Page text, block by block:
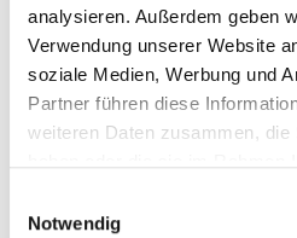
analysieren. Außerdem geben
Verwendung unserer Website
soziale Medien, Werbung und
Partner führen diese
weiteren Daten zusammen, die
Notwendig
VOLKSWAGEN GOLF III
Cabrio (1E7) 1.6
VOLKSWAGEN GOLF III
Kombi (1H5) 1.4
VOLKSWAGEN GOLF III